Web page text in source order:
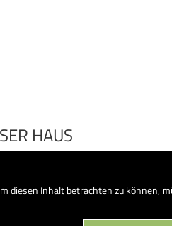
HAUS
diesen Inhalt betrachten zu können,